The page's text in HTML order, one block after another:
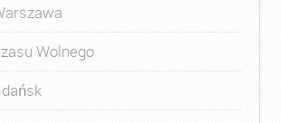
Wolnego